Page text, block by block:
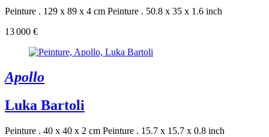
Peinture . 129 x 89 x 4 cm Peinture . 50.8 x 35 x 1.6 inch
13 000 €
Apollo
Luka Bartoli
Peinture . 40 x 40 x 2 cm Peinture . 15.7 x 15.7 x 0.8 inch